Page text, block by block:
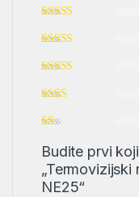
Budite prvi
„Termovizijski
NE25“